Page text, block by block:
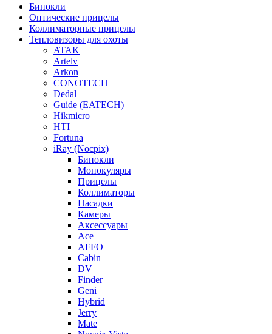
Бинокли
Оптические прицелы
Коллиматорные прицелы
Тепловизоры для охоты
ATAK
Artelv
Arkon
CONOTECH
Dedal
Guide (EATECH)
Hikmicro
HTI
Fortuna
iRay (Nocpix)
Бинокли
Монокуляры
Прицелы
Коллиматоры
Насадки
Камеры
Аксессуары
Ace
AFFO
Cabin
DV
Finder
Geni
Hybrid
Jerry
Mate